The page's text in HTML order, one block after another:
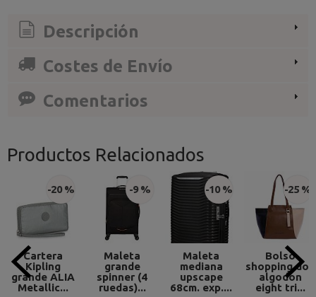
Descripción
Costes de Envío
Comentarios
Productos Relacionados
-20 %
Cartera
Kipling
grande ALIA
Metallic...
-9 %
Maleta
grande
spinner (4
ruedas)...
-10 %
Maleta
mediana
upscape
68cm. exp....
-25 %
Bolso
shopping don
algodon
eight tri...